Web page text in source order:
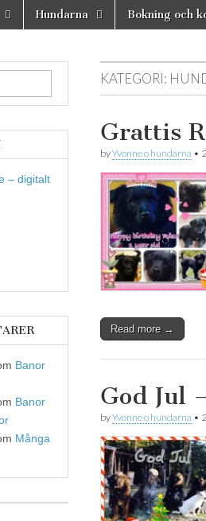
Hundarna Bokning och
KATEGORI:
Grattis
byYvonne o hundarna •
Read more →
God Jul
byYvonne o hundarna •
– digitalt
Banor
Banor
Många